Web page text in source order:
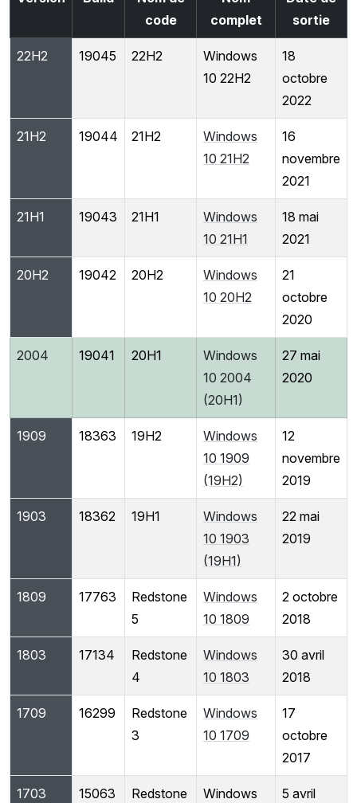
code
complet
sortie
22H2 19045 22H2
Windows
10 22H2
18
octobre
2022
21H2 19044 21H2
Windows
10 21H2
16
novembre
2021
21H1 19043 21H1
Windows
10 21H1
18 mai
2021
20H2 19042 20H2
Windows
10 20H2
21
octobre
2020
2004 19041 20H1
Windows
10 2004
(20H1)
27 mai
2020
1909 18363 19H2
Windows
10 1909
(19H2)
12
novembre
2019
1903 18362 19H1
Windows
10 1903
(19H1)
22 mai
2019
1809 17763
Redstone
5
Windows
10 1809
2 octobre
2018
1803 17134
Redstone
4
Windows
10 1803
30 avril
2018
1709 16299
Redstone
3
Windows
10 1709
17
octobre
2017
1703 15063
Redstone
Windows
5 avril